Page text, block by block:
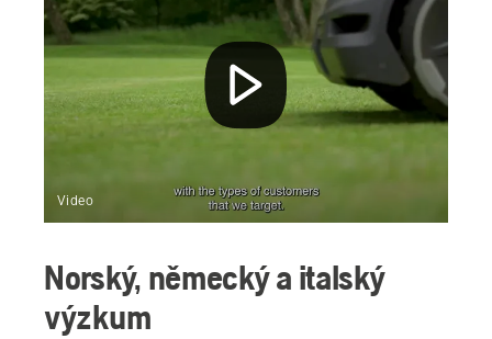
Video
Norský, německý a italský
výzkum